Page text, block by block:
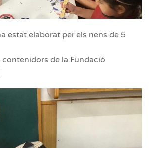
estat elaborat per els nens de 5
contenidors de la Fundació